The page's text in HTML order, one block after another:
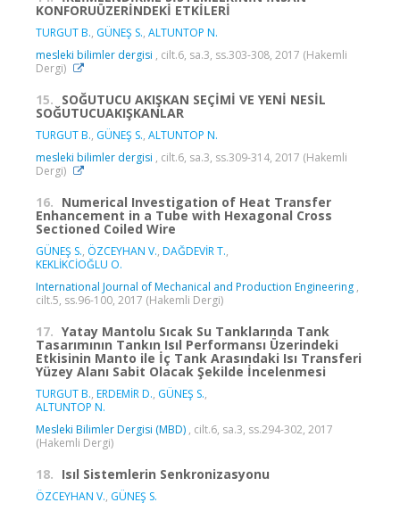
KONFORUÜZERİNDEKİ ETKİLERİ
TURGUT B., GÜNEŞ S., ALTUNTOP N.
mesleki bilimler dergisi , cilt.6, sa.3, ss.303-308, 2017 (Hakemli
Dergi)
15. SOĞUTUCU AKIŞKAN SEÇİMİ VE YENİ NESİL
SOĞUTUCUAKIŞKANLAR
TURGUT B., GÜNEŞ S., ALTUNTOP N.
mesleki bilimler dergisi , cilt.6, sa.3, ss.309-314, 2017 (Hakemli
Dergi)
16. Numerical Investigation of Heat Transfer
Enhancement in a Tube with Hexagonal Cross
Sectioned Coiled Wire
GÜNEŞ S., ÖZCEYHAN V., DAĞDEVİR T.,
KEKLİKCİOĞLU O.
International Journal of Mechanical and Production Engineering ,
cilt.5, ss.96-100, 2017 (Hakemli Dergi)
17. Yatay Mantolu Sıcak Su Tanklarında Tank
Tasarımının Tankın Isıl Performansı Üzerindeki
Etkisinin Manto ile İç Tank Arasındaki Isı Transferi
Yüzey Alanı Sabit Olacak Şekilde İncelenmesi
TURGUT B., ERDEMİR D., GÜNEŞ S.,
ALTUNTOP N.
Mesleki Bilimler Dergisi (MBD) , cilt.6, sa.3, ss.294-302, 2017
(Hakemli Dergi)
18. Isıl Sistemlerin Senkronizasyonu
ÖZCEYHAN V., GÜNEŞ S.